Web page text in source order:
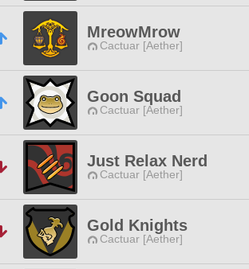
MreowMrow
Cactuar [Aether]
Goon Squad
Cactuar [Aether]
Just Relax Nerd
Cactuar [Aether]
Gold Knights
Cactuar [Aether]